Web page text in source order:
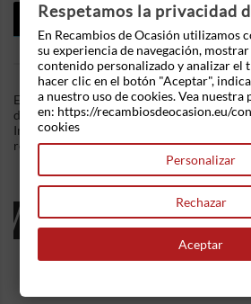
DETALLES DEL
En Recambios de Ocasion disponemos
delantero izquierdo Fiat Punto I (176) 1.7
Interna: 03281622564701. Ademas,
recambios, si tiene cualquier duda
16 OTROS PRODUCTOS
Respetamos la privacidad
En Recambios de Ocasión utilizamos
su experiencia de navegación,
contenido personalizado y analizar el
hacer clic en el botón "Aceptar",
a nuestro uso de cookies. Vea
en: https://recambiosdeocasion.eu/
cookies
Personalizar
Rechazar
Aceptar